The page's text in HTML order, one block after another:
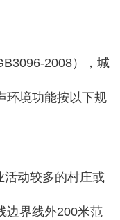
2008），城
环境功能按以下规
活动较多的村庄或
边界线外200米范